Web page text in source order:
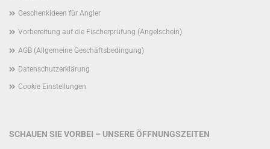
Geschenkideen für Angler
Vorbereitung auf die Fischerprüfung (Angelschein)
AGB (Allgemeine Geschäftsbedingung)
Datenschutzerklärung
Cookie Einstellungen
SCHAUEN SIE VORBEI – UNSERE ÖFFNUNGSZEITEN